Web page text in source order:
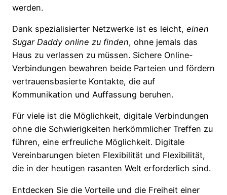
werden.
Dank spezialisierter Netzwerke ist es leicht, einen
Sugar Daddy online zu finden, ohne jemals das
Haus zu verlassen zu müssen. Sichere Online-
Verbindungen bewahren beide Parteien und fördern
vertrauensbasierte Kontakte, die auf
Kommunikation und Auffassung beruhen.
Für viele ist die Möglichkeit, digitale Verbindungen
ohne die Schwierigkeiten herkömmlicher Treffen zu
führen, eine erfreuliche Möglichkeit. Digitale
Vereinbarungen bieten Flexibilität und Flexibilität,
die in der heutigen rasanten Welt erforderlich sind.
Entdecken Sie die Vorteile und die Freiheit einer